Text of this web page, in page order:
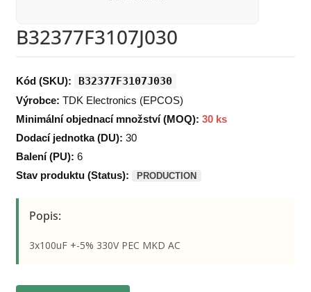
B32377F3107J030
Kód (SKU): B32377F3107J030
Výrobce: TDK Electronics (EPCOS)
Minimální objednací množství (MOQ): 30 ks
Dodací jednotka (DU): 30
Balení (PU): 6
Stav produktu (Status):
PRODUCTION
Popis:
3x100uF +-5% 330V PEC MKD AC